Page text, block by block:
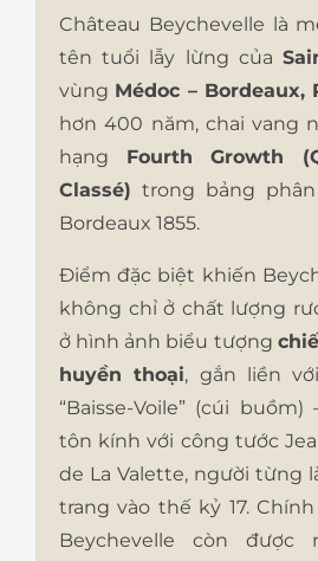
Château Beychevelle là
tên tuổi lẫy lừng của
vùng Médoc – Bordeaux,
hơn 400 năm, chai vang
hạng Fourth Growth
Classé) trong bảng
Bordeaux 1855.
Điểm đặc biệt khiến
không chỉ ở chất lượng
ở hình ảnh biểu tượng
huyền thoại, gắn liền
“Baisse-Voile” (cúi
tôn kính với công tước
de La Valette, người từng
trang vào thế kỷ 17.
Beychevelle còn được